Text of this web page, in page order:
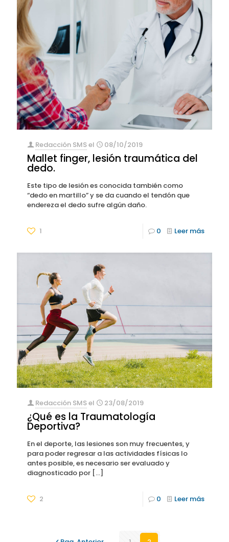
Redacción SMSel 08/10/2019
Mallet finger, lesión traumática del
dedo.
Este tipo de lesión es conocida también como
“dedo en martillo” y se da cuando el tendón que
endereza el dedo sufre algún daño.
1 0 Leer más
Redacción SMSel 23/08/2019
¿Qué es la Traumatología
Deportiva?
En el deporte, las lesiones son muy frecuentes, y
para poder regresar a las actividades físicas lo
antes posible, es necesario ser evaluado y
diagnosticado por […]
2 0 Leer más